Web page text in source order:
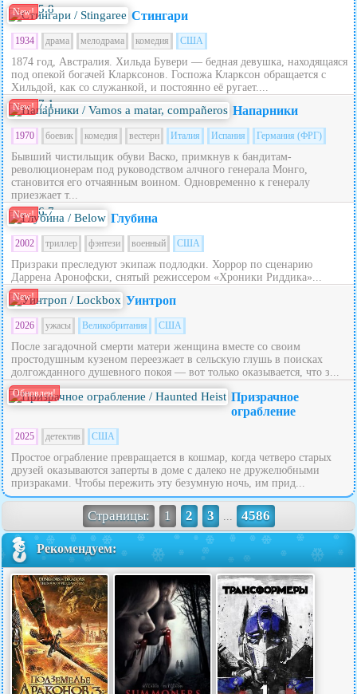
New! 5.8 Стингари
1934 драма мелодрама комедия США
1874 год, Австралия. Хильда Бувери — бедная девушка, находящаяся
под опекой богачей Кларксонов. Госпожа Кларксон обращается с
Хильдой, как со служанкой, и постоянно её ругает....
New! 7.1 Напарники
1970 боевик комедия вестерн Италия Испания Германия (ФРГ)
Бывший чистильщик обуви Васко, примкнув к бандитам-
революционерам под руководством алчного генерала Монго,
становится его отчаянным воином. Одновременно к генералу
приезжает т...
New! 6.7 Глубина
2002 триллер фэнтези военный США
Призраки преследуют экипаж подлодки. Хоррор по сценарию
Даррена Аронофски, снятый режиссером «Хроники Риддика»...
New! Уинтроп
2026 ужасы Великобритания США
После загадочной смерти матери женщина вместе со своим
простодушным кузеном переезжает в сельскую глушь в поисках
долгожданного душевного покоя — вот только оказывается, что з...
Обновлен!
Призрачное
ограбление
2025 детектив США
Простое ограбление превращается в кошмар, когда четверо старых
друзей оказываются заперты в доме с далеко не дружелюбными
призраками. Чтобы пережить эту безумную ночь, им прид...
Страницы: 1 2 3 ... 4586
Рекомендуем: